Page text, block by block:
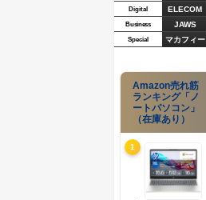
Digital ELECOM
Business JAWS
Special マカフィー
Amazon売れ筋
ランキング「ノ
ートパソコン」
（在庫あり）
1